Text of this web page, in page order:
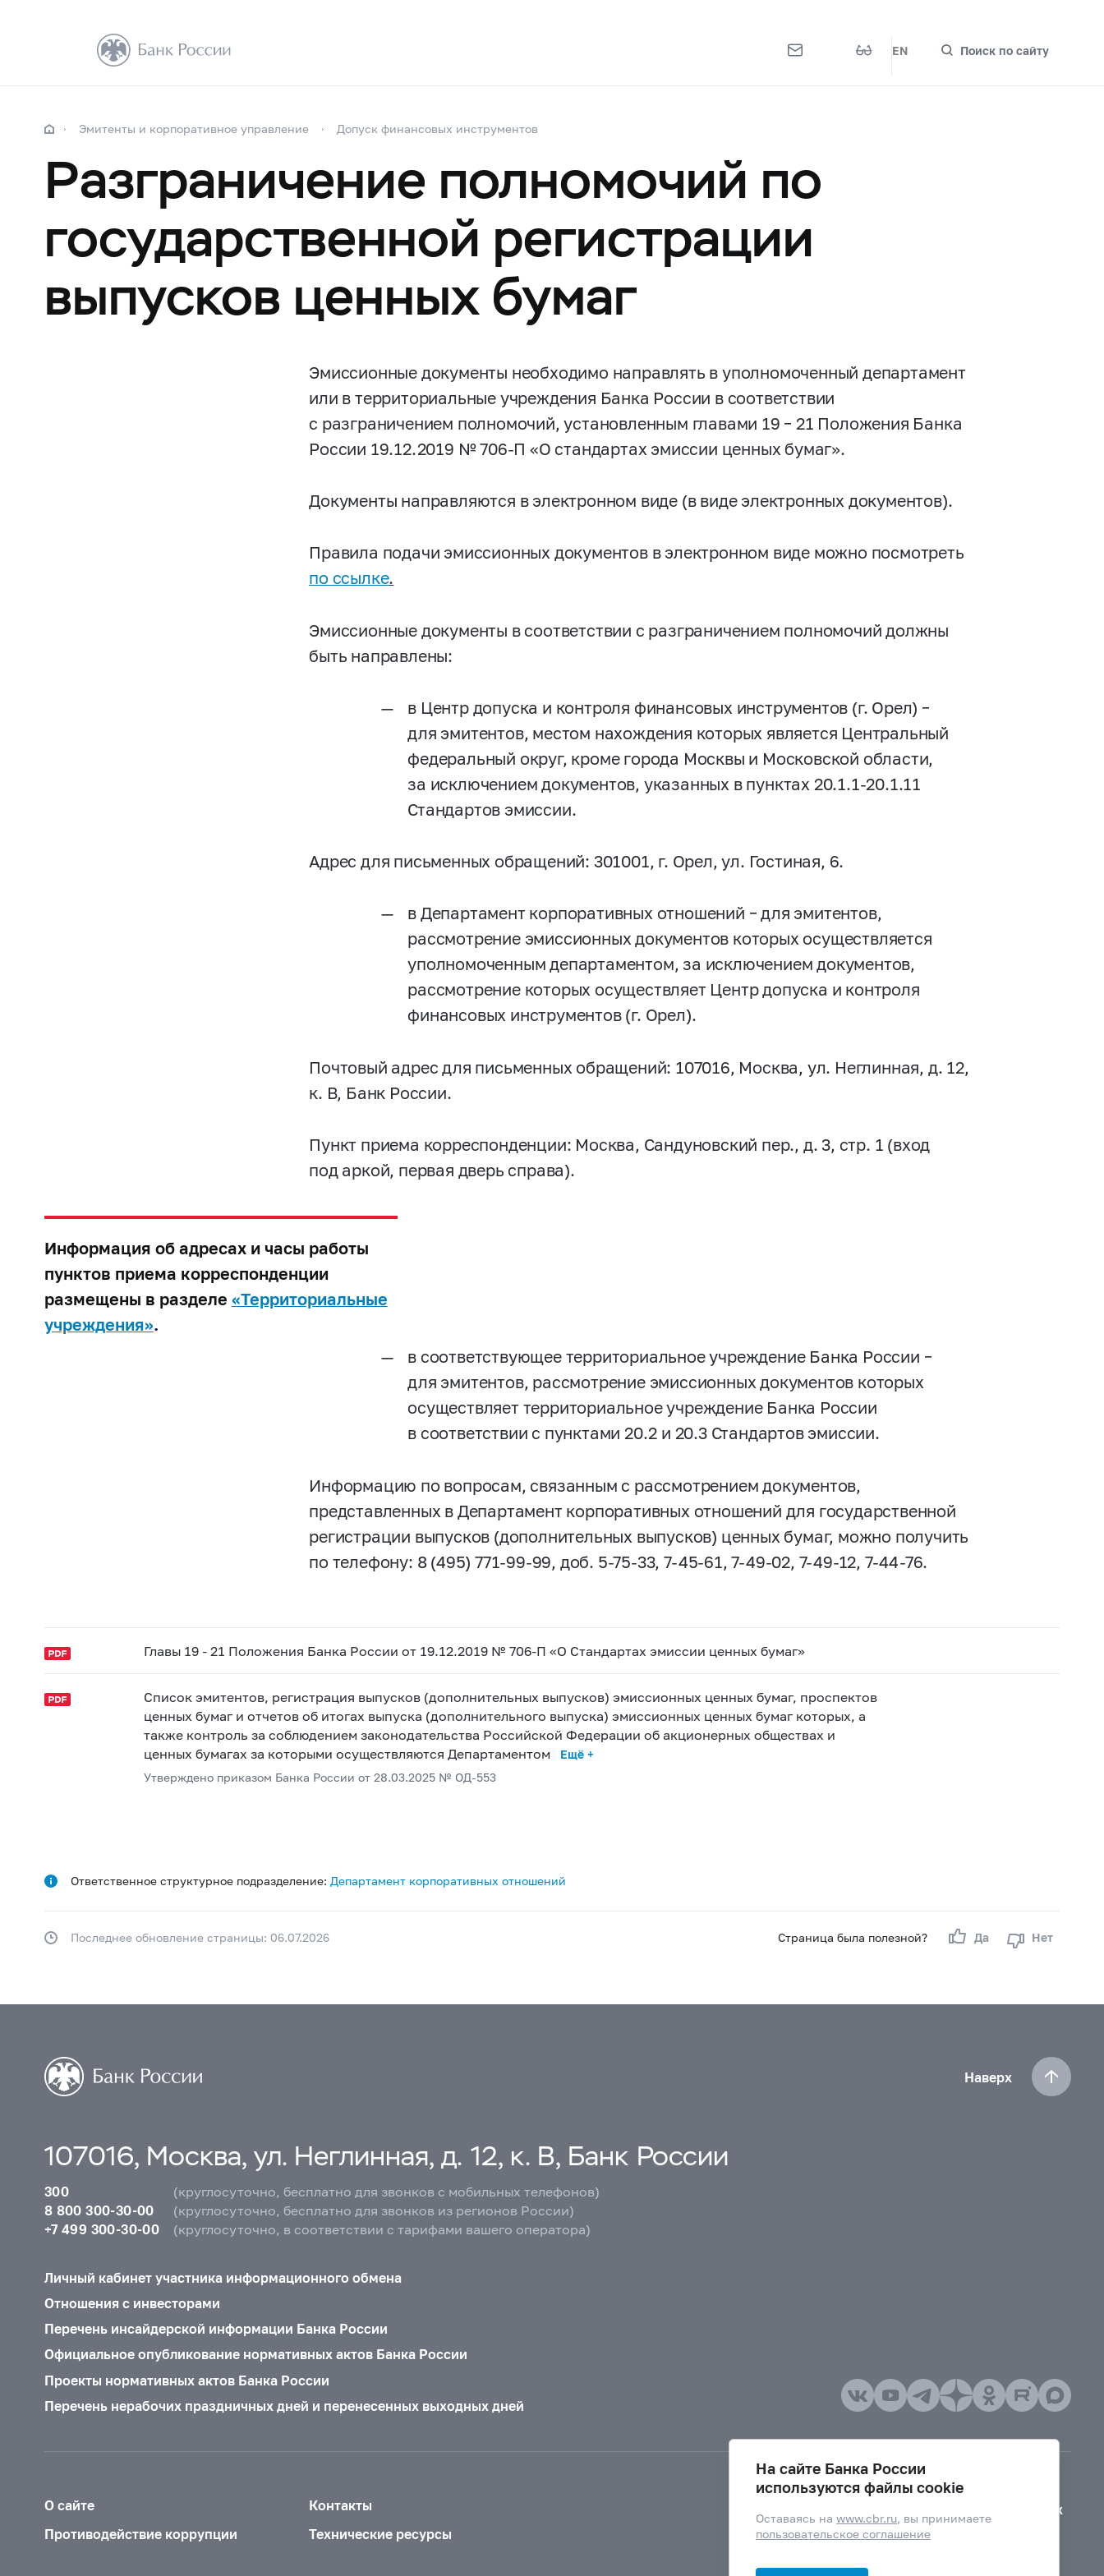
EN Поиск по сайту
Эмитенты и корпоративное управление Допуск финансовых инструментов
Разграничение полномочий по
государственной регистрации
выпусков ценных бумаг
Эмиссионные документы необходимо направлять в уполномоченный департамент
или в территориальные учреждения Банка России в соответствии
с разграничением полномочий, установленным главами 19 – 21 Положения Банка
России 19.12.2019 №706-П «О стандартах эмиссии ценных бумаг».
Документы направляются в электронном виде (в виде электронных документов).
Правила подачи эмиссионных документов в электронном виде можно посмотреть
по ссылке.
Эмиссионные документы в соответствии с разграничением полномочий должны
быть направлены:
в Центр допуска и контроля финансовых инструментов (г. Орел) –
для эмитентов, местом нахождения которых является Центральный
федеральный округ, кроме города Москвы и Московской области,
за исключением документов, указанных в пунктах 20.1.1-20.1.11
Стандартов эмиссии.
Адрес для письменных обращений: 301001, г. Орел, ул. Гостиная, 6.
в Департамент корпоративных отношений – для эмитентов,
рассмотрение эмиссионных документов которых осуществляется
уполномоченным департаментом, за исключением документов,
рассмотрение которых осуществляет Центр допуска и контроля
финансовых инструментов (г. Орел).
Почтовый адрес для письменных обращений: 107016, Москва, ул. Неглинная, д. 12,
к. В, Банк России.
Пункт приема корреспонденции: Москва, Сандуновский пер., д. 3, стр. 1 (вход
под аркой, первая дверь справа).
Информация об адресах и часы работы
пунктов приема корреспонденции
размещены в разделе «Территориальные
учреждения».
в соответствующее территориальное учреждение Банка России –
для эмитентов, рассмотрение эмиссионных документов которых
осуществляет территориальное учреждение Банка России
в соответствии с пунктами 20.2 и 20.3 Стандартов эмиссии.
Информацию по вопросам, связанным с рассмотрением документов,
представленных в Департамент корпоративных отношений для государственной
регистрации выпусков (дополнительных выпусков) ценных бумаг, можно получить
по телефону: 8 (495) 771-99-99, доб. 5-75-33, 7-45-61, 7-49-02, 7-49-12, 7-44-76.
Главы 19 - 21 Положения Банка России от 19.12.2019 № 706-П «О Стандартах эмиссии ценных бумаг»
Список эмитентов, регистрация выпусков (дополнительных выпусков) эмиссионных ценных бумаг, проспектов
ценных бумаг и отчетов об итогах выпуска (дополнительного выпуска) эмиссионных ценных бумаг которых, а
также контроль за соблюдением законодательства Российской Федерации об акционерных обществах и
ценных бумагах за которыми осуществляются Департаментом
Ещё +
Утверждено приказом Банка России от 28.03.2025 № ОД-553
Ответственное структурное подразделение: Департамент корпоративных отношений
Страница была полезной? Да Нет
Последнее обновление страницы: 06.07.2026
Наверх
107016, Москва, ул. Неглинная, д. 12, к. В, Банк России
300
(круглосуточно, бесплатно для звонков с мобильных телефонов)
8 800 300-30-00
(круглосуточно, бесплатно для звонков из регионов России)
+7 499 300-30-00
(круглосуточно, в соответствии с тарифами вашего оператора)
Личный кабинет участника информационного обмена
Отношения с инвесторами
Перечень инсайдерской информации Банка России
Официальное опубликование нормативных актов Банка России
Проекты нормативных актов Банка России
Перечень нерабочих праздничных дней и перенесенных выходных дней
О сайте
Контакты
Противодействие коррупции
Технические ресурсы
Версия для слабовидящих
На сайте Банка России
используются файлы cookie
Оставаясь наwww.cbr.ru, вы принимаете
пользовательское соглашение